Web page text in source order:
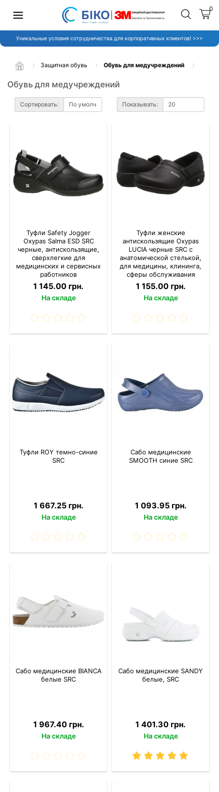
0
Уникальные условия сотрудничества для корпоративных клиентов! >>>
Защитная обувь Обувь для медучреждений
Обувь для медучреждений
Сортировать: Показывать:
Туфли Safety Jogger
Oxypas Salma ESD SRC
черные, антискользящие,
сверхлегкие для
медицинских и сервисных
работников
1 145.00 грн.
На складе
Туфли женские
антискользящие Oxypas
LUCIA черные SRC с
анатомической стелькой,
для медицины, клининга,
сферы обслуживания
1 155.00 грн.
На складе
Туфли ROY темно-синие
SRC
1 667.25 грн.
На складе
Сабо медицинские
SMOOTH синие SRC
1 093.95 грн.
На складе
Сабо медицинские BIANCA
белые SRC
1 967.40 грн.
На складе
Сабо медицинские SANDY
белые, SRC
1 401.30 грн.
На складе